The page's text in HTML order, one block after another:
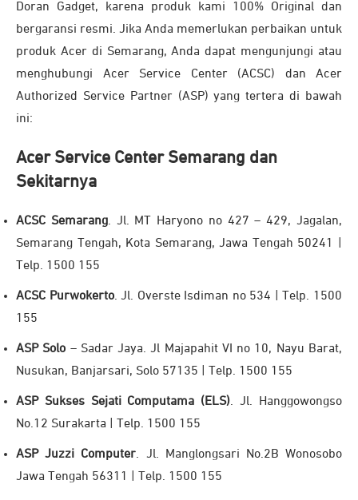
Doran Gadget, karena produk kami 100% Original dan
bergaransi resmi. Jika Anda memerlukan perbaikan untuk
produk Acer di Semarang, Anda dapat mengunjungi atau
menghubungi Acer Service Center (ACSC) dan Acer
Authorized Service Partner (ASP) yang tertera di bawah
ini:
Acer Service Center Semarang dan
Sekitarnya
ACSC Semarang. Jl. MT Haryono no 427 – 429, Jagalan,
Semarang Tengah, Kota Semarang, Jawa Tengah 50241 |
Telp. 1500 155
ACSC Purwokerto. Jl. Overste Isdiman no 534 | Telp. 1500
155
ASP Solo – Sadar Jaya. Jl Majapahit VI no 10, Nayu Barat,
Nusukan, Banjarsari, Solo 57135 | Telp. 1500 155
ASP Sukses Sejati Computama (ELS). Jl. Hanggowongso
No.12 Surakarta | Telp. 1500 155
ASP Juzzi Computer. Jl. Manglongsari No.2B Wonosobo
Jawa Tengah 56311 | Telp. 1500 155